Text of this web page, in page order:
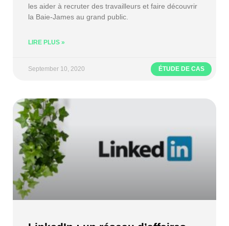
ÉTUDE DE CAS
les aider à recruter des travailleurs et faire découvrir
la Baie-James au grand public.
LIRE PLUS »
September 10, 2020